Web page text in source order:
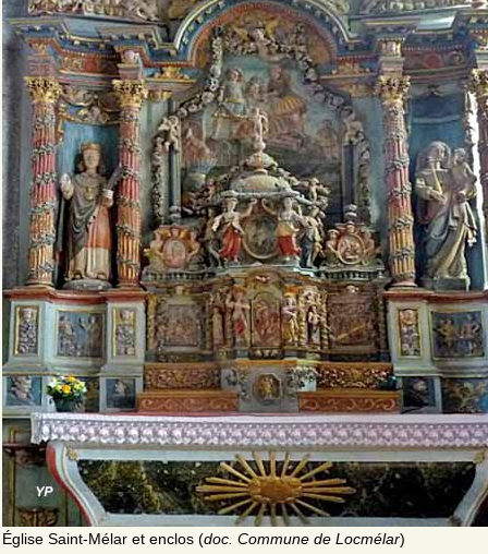
Église Saint-Mélar et enclos (doc. Commune de Locmélar)